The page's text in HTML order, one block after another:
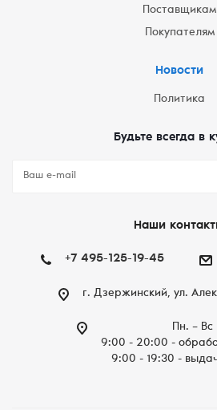
Поставщикам
Покупателям
Новости
Политика
Будьте всегда в
Наши
+7 495-125-19-45
г. Дзержинский, ул.
Пн. – Вc
9:00 - 20:00 -
9:00 - 19:30 -